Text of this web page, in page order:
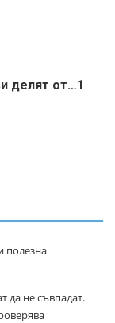
делят от…1
полезна
да не съвпадат.